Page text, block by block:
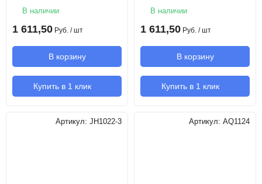
В наличии
1 611,50 Руб. / шт
В корзину
Купить в 1 клик
В наличии
1 611,50 Руб. / шт
В корзину
Купить в 1 клик
Артикул: JH1022-3 Артикул: AQ1124